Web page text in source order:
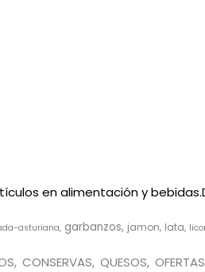
en alimentación y
asturiana garbanzos jamon lata
CONSERVAS QUESOS